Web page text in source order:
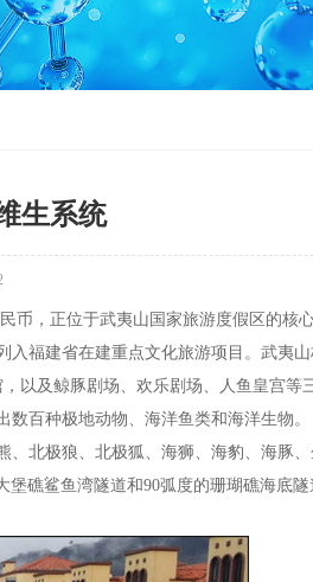
生系统
币，正位于武夷山国家旅游度假区的核
福建省在建重点文化旅游项目。武夷
以及鲸豚剧场、欢乐剧场、人鱼皇宫等
百种极地动物、海洋鱼类和海洋生物。
北极狼、北极狐、海狮、海豹、海豚
礁鲨鱼湾隧道和90弧度的珊瑚礁海底